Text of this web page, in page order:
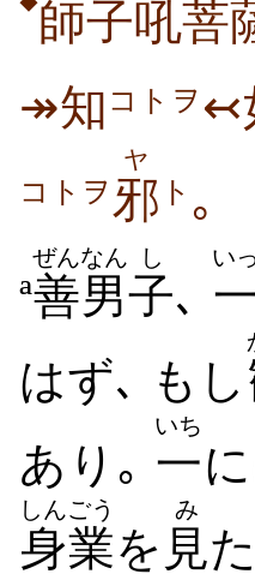
師子吼菩
↠知 コトヲ ↢
コトヲ邪
ヤ
ト ｡
ª善男
ぜんなん
子
し
､
い
はず､ もし
あり｡ 一
いち
身業
しんごう
を 見
み